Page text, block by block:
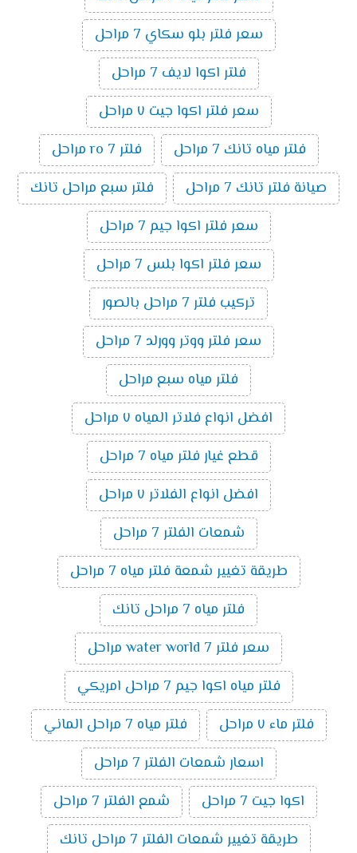
سعر فلتر بلو سكاي 7 مراحل
فلتر اكوا لايف 7 مراحل
سعر فلتر اكوا جيت ٧ مراحل
فلتر مياه تانك 7 مراحل
فلتر ro 7 مراحل
صيانة فلتر تانك 7 مراحل
فلتر سبع مراحل تانك
سعر فلتر اكوا جيم 7 مراحل
سعر فلتر اكوا بلس 7 مراحل
تركيب فلتر 7 مراحل بالصور
سعر فلتر ووتر وورلد 7 مراحل
فلتر مياه سبع مراحل
افضل انواع فلاتر المياه ٧ مراحل
قطع غيار فلتر مياه 7 مراحل
افضل انواع الفلاتر ٧ مراحل
شمعات الفلتر 7 مراحل
طريقة تغيير شمعة فلتر مياه 7 مراحل
فلتر مياه 7 مراحل تانك
سعر فلتر water world 7 مراحل
فلتر مياه اكوا جيم 7 مراحل امريكي
فلتر ماء ٧ مراحل
فلتر مياه 7 مراحل الماني
اسعار شمعات الفلتر 7 مراحل
اكوا جيت 7 مراحل
شمع الفلتر 7 مراحل
طريقة تغيير شمعات الفلتر 7 مراحل تانك